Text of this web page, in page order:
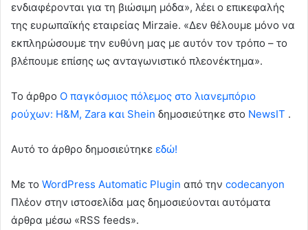
ενδιαφέρονται για τη βιώσιμη μόδα», λέει ο επικεφαλής
της ευρωπαϊκής εταιρείας Mirzaie. «Δεν θέλουμε μόνο να
εκπληρώσουμε την ευθύνη μας με αυτόν τον τρόπο – το
βλέπουμε επίσης ως ανταγωνιστικό πλεονέκτημα».
To άρθρο Ο παγκόσμιος πόλεμος στο λιανεμπόριο
ρούχων: H&M, Zara και Shein δημοσιεύτηκε στο NewsIT .
Αυτό το άρθρο δημοσιεύτηκε εδώ!
Με το WordPress Automatic Plugin από την codecanyon
Πλέον στην ιστοσελίδα μας δημοσιεύονται αυτόματα
άρθρα μέσω «RSS feeds».